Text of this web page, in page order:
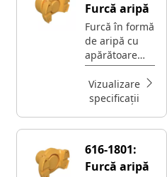
Furcă aripă
Furcă în formă
de aripă cu
apărătoare
Cat® 8.5C
Vizualizare
specificații
616-1801:
Furcă aripă